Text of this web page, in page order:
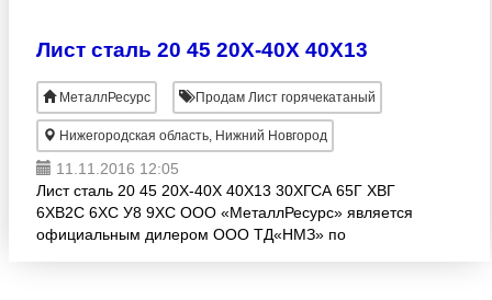
Лист сталь 20 45 20Х-40Х 40Х13
МеталлРесурс Продам Лист горячекатаный
Нижегородская область, Нижний Новгород
11.11.2016 12:05
Лист сталь 20 45 20Х-40Х 40Х13 30ХГСА 65Г ХВГ
6ХВ2С 6ХС У8 9ХС ООО «МеталлРесурс» является
официальным дилером ООО ТД«НМЗ» по